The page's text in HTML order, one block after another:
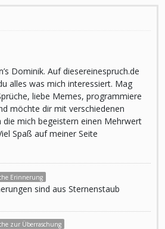
Dominik. Auf diesereinespruch.de
alles was mich interessiert. Mag
liebe Memes, programmiere
möchte dir mit verschiedenen
die mich begeistern einen Mehrwert
Spaß auf meiner Seite
Erinnerung
sind aus Sternenstaub
zur Überraschung